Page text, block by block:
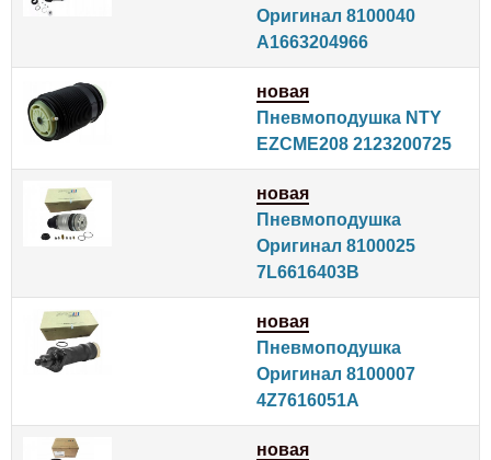
Оригинал 8100040
A1663204966
новая
Пневмоподушка NTY
EZCME208 2123200725
новая
Пневмоподушка
Оригинал 8100025
7L6616403B
новая
Пневмоподушка
Оригинал 8100007
4Z7616051A
новая